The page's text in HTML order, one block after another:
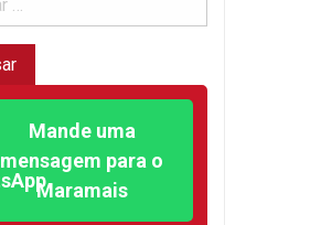
Mande uma
mensagem para o
Maramais